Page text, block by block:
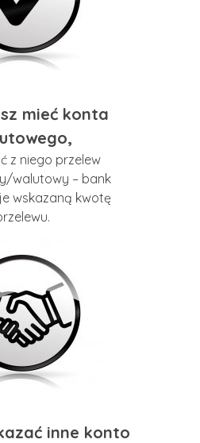
mieć konta
z niego przelew
walutowy – bank
wskazaną kwotę
inne konto